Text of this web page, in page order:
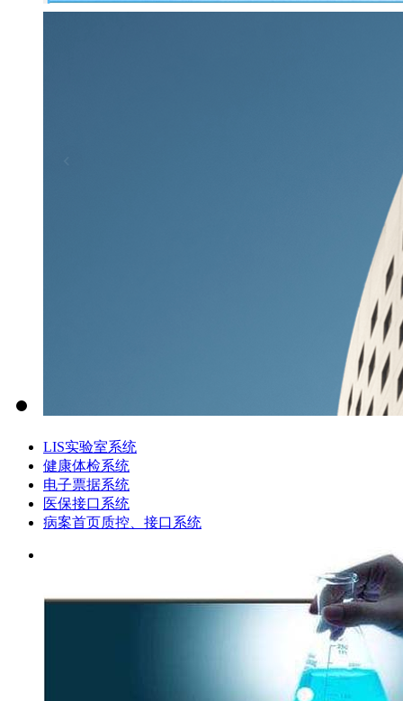
LIS实验室系统
健康体检系统
电子票据系统
医保接口系统
病案首页质控、接口系统